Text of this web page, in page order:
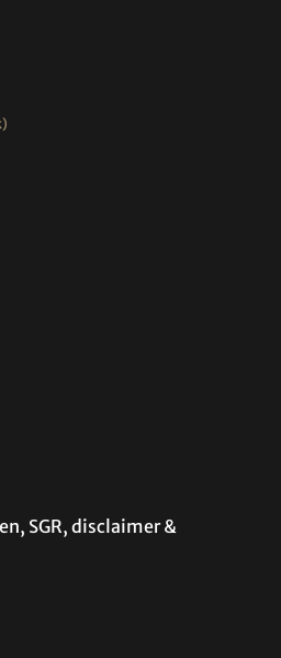
SGR, disclaimer &